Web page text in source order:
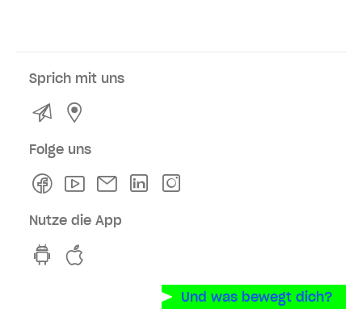
Sprich mit uns
Kontakt
Folge uns
FacebookYoutubeNewsletterLinkedln
Nutze die App
hvv switch App auf GooglePlay
Und was bewegt dich?